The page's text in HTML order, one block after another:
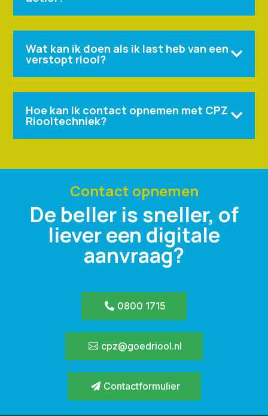
Wat kan ik doen als ik last heb van een
verstopt riool? 
Hoe kan ik contact opnemen met CPZ
Riooltechniek? 
Contact opnemen
De beller is sneller, of
liever een digitale
aanvraag?
0800 1715
cpz@goedriool.nl
Contactformulier